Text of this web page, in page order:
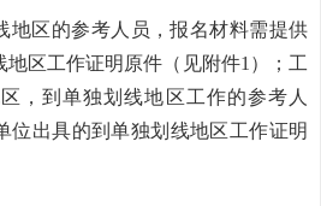
地区的参考人员，报名材料需提供
地区工作证明原件（见附件1）；工
，到单独划线地区工作的参考人
位出具的到单独划线地区工作证明